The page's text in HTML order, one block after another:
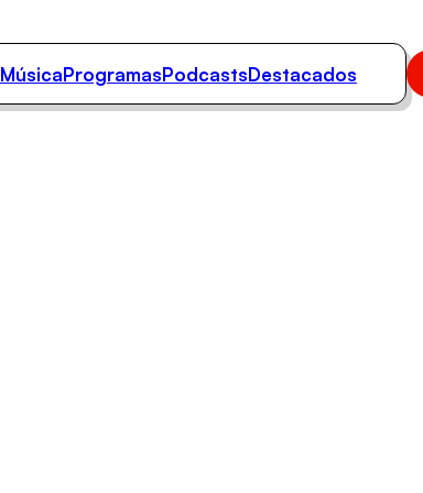
MúsicaProgramasPodcastsDestacados